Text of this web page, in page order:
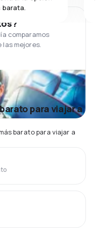
barata.
comparamos
mejores.
para viajar a
barato para viajar a